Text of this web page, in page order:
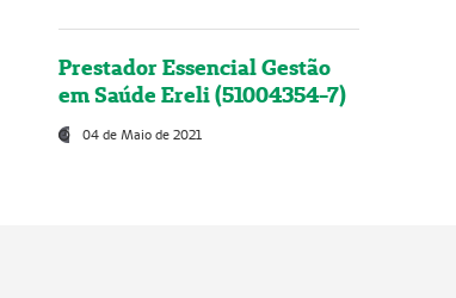
Prestador Essencial Gestão
em Saúde Ereli (51004354-7)
04 de Maio de 2021